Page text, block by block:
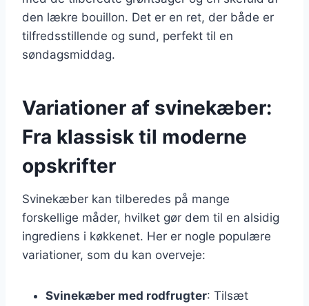
den lækre bouillon. Det er en ret, der både er
tilfredsstillende og sund, perfekt til en
søndagsmiddag.
Variationer af svinekæber:
Fra klassisk til moderne
opskrifter
Svinekæber kan tilberedes på mange
forskellige måder, hvilket gør dem til en alsidig
ingrediens i køkkenet. Her er nogle populære
variationer, som du kan overveje:
Svinekæber med rodfrugter: Tilsæt